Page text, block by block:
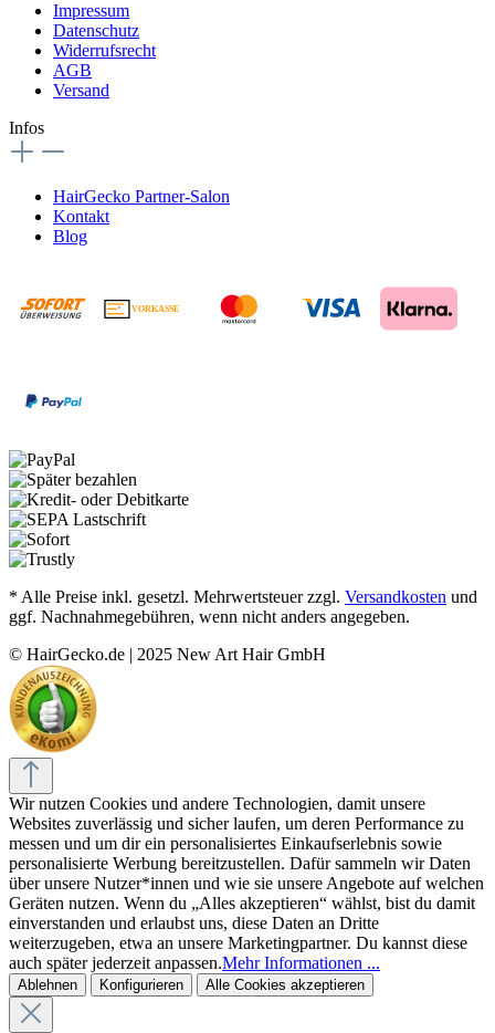
Impressum
Datenschutz
Widerrufsrecht
AGB
Versand
Infos
HairGecko Partner-Salon
Kontakt
Blog
VORKASSE
* Alle Preise inkl. gesetzl. Mehrwertsteuer zzgl. Versandkosten und
ggf. Nachnahmegebühren, wenn nicht anders angegeben.
© HairGecko.de | 2025 New Art Hair GmbH
Wir nutzen Cookies und andere Technologien, damit unsere
Websites zuverlässig und sicher laufen, um deren Performance zu
messen und um dir ein personalisiertes Einkaufserlebnis sowie
personalisierte Werbung bereitzustellen. Dafür sammeln wir Daten
über unsere Nutzer*innen und wie sie unsere Angebote auf welchen
Geräten nutzen. Wenn du „Alles akzeptieren“ wählst, bist du damit
einverstanden und erlaubst uns, diese Daten an Dritte
weiterzugeben, etwa an unsere Marketingpartner. Du kannst diese
auch später jederzeit anpassen.Mehr Informationen ...
Ablehnen Konfigurieren Alle Cookies akzeptieren